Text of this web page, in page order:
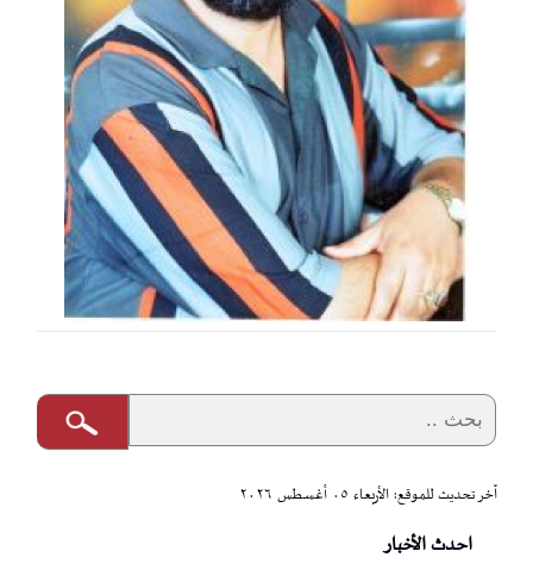
آخر تحديث للموقع: الأربعاء ٠٥ أغسطس ٢٠٢٦
احدث الأخبار